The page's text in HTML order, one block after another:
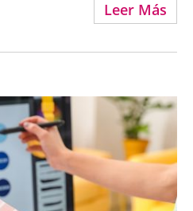
Leer Más